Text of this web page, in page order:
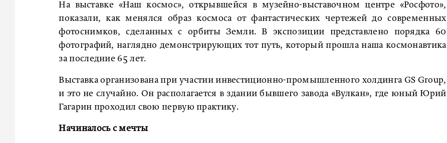
На выставке «Наш космос», открывшейся в музейно-выставочном центре «Росфото»,
показали, как менялся образ космоса от фантастических чертежей до современных
фотоснимков, сделанных с орбиты Земли. В экспозиции представлено порядка 60
фотографий, наглядно демонстрирующих тот путь, который прошла наша космонавтика
за последние 65 лет.
Выставка организована при участии инвестиционно-промышленного холдинга GS Group,
и это не случайно. Он располагается в здании бывшего завода «Вулкан», где юный Юрий
Гагарин проходил свою первую практику.
Начиналось с мечты